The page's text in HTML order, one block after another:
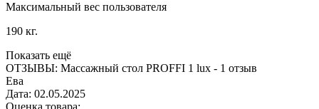
Максимальный вес пользователя
190 кг.
Показать ещё
ОТЗЫВЫ: Массажный стол PROFFI 1 lux - 1 отзыв
Ева
Дата: 02.05.2025